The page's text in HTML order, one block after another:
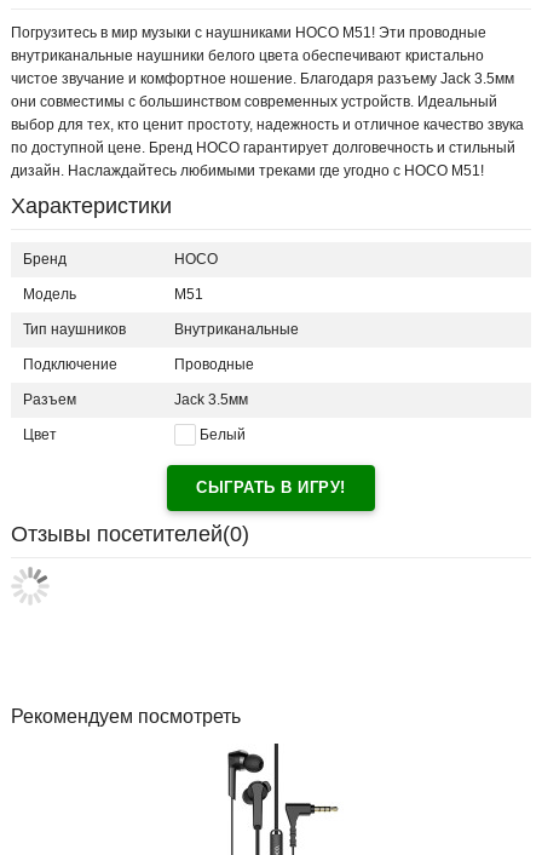
Погрузитесь в мир музыки с наушниками HOCO M51! Эти проводные
внутриканальные наушники белого цвета обеспечивают кристально
чистое звучание и комфортное ношение. Благодаря разъему Jack 3.5мм
они совместимы с большинством современных устройств. Идеальный
выбор для тех, кто ценит простоту, надежность и отличное качество звука
по доступной цене. Бренд HOCO гарантирует долговечность и стильный
дизайн. Наслаждайтесь любимыми треками где угодно с HOCO M51!
Характеристики
Бренд HOCO
Модель M51
Тип наушников Внутриканальные
Подключение Проводные
Разъем Jack 3.5мм
Цвет Белый
СЫГРАТЬ В ИГРУ!
Отзывы посетителей(0)
Рекомендуем посмотреть